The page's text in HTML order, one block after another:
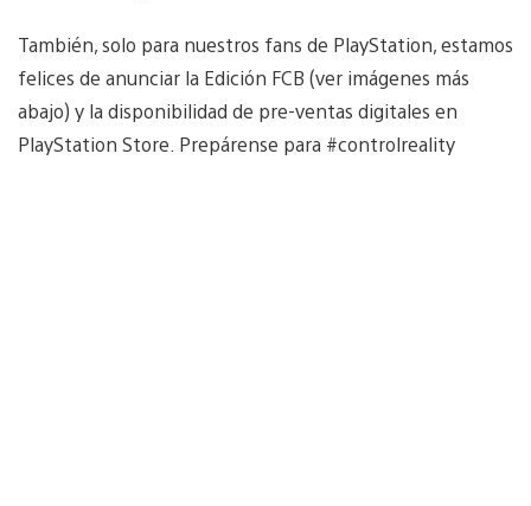
También, solo para nuestros fans de PlayStation, estamos
felices de anunciar la Edición FCB (ver imágenes más
abajo) y la disponibilidad de pre-ventas digitales en
PlayStation Store. Prepárense para #controlreality